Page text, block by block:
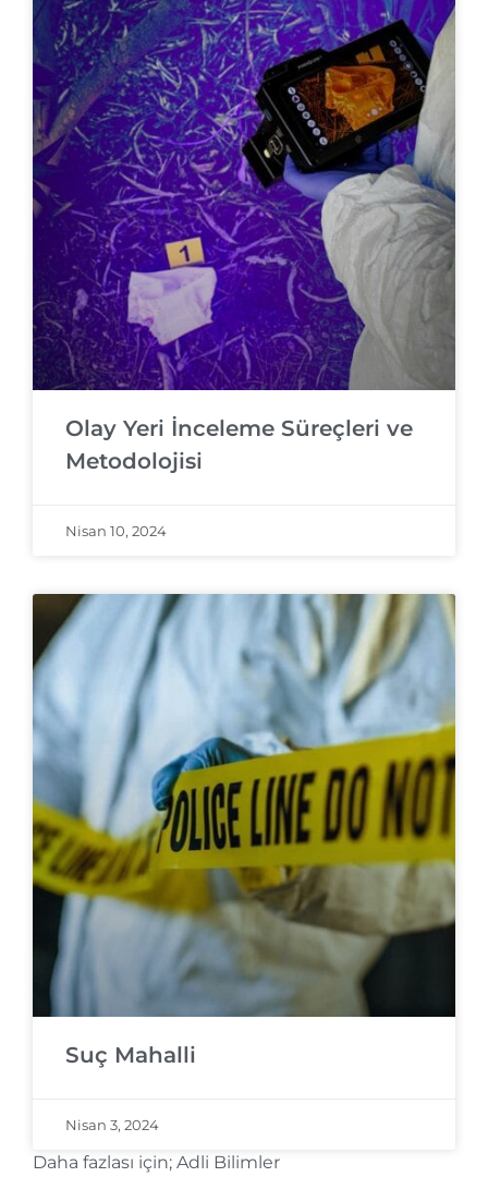
Olay Yeri İnceleme Süreçleri ve
Metodolojisi
Nisan 10, 2024
Suç Mahalli
Nisan 3, 2024
Daha fazlası için; Adli Bilimler